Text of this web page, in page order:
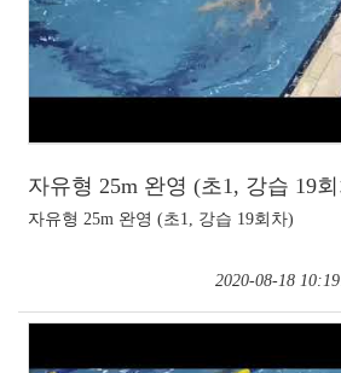
자유형 25m 완영 (초1, 강습 19
자유형 25m 완영 (초1, 강습 19회차)
2020-08-18